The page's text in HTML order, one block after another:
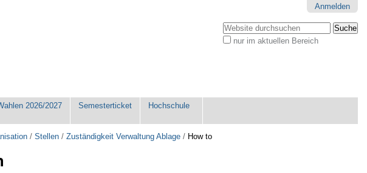
Anmelden
Website durchsuchen
nur im aktuellen Bereich
2026/2027 Semesterticket Hochschule
/Stellen /Zuständigkeit Verwaltung Ablage / How to